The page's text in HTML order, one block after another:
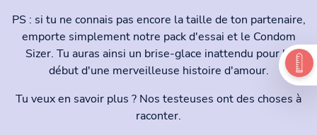
PS : si tu ne connais pas encore la taille de ton partenaire,
emporte simplement notre pack d'essai et le Condom
Sizer. Tu auras ainsi un brise-glace inattendu pour le
début d'une merveilleuse histoire d'amour.
Tu veux en savoir plus ? Nos testeuses ont des choses à
raconter.